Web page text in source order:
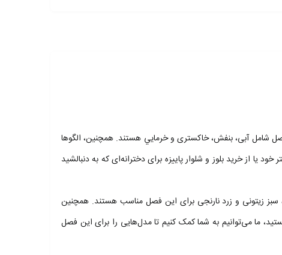
شامل آبی، بنفش، خاکستری و خرمايي هستند. همچنین، الگوها
از خرید بلوز و شلوار پاییزه برای دخترانه‌ای که به دنبالشید
سبز زیتونی و زرد نارنجی برای این فصل مناسب هستند. همچنین
ما می‌توانیم به شما کمک کنیم تا مدل‌هایی را برای این فصل